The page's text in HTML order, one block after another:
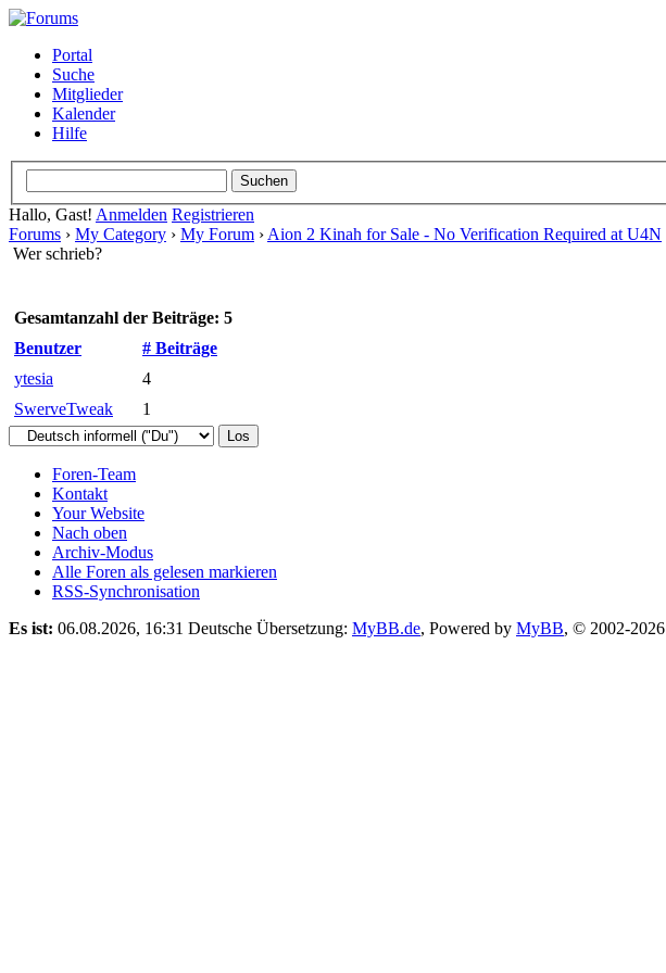
Portal
Suche
Mitglieder
Kalender
Hilfe
Hallo, Gast! Anmelden Registrieren
Forums › My Category › My Forum › Aion 2 Kinah for Sale - No Verification Required at U4N
Wer schrieb?
Gesamtanzahl der Beiträge: 5
Benutzer
# Beiträge
ytesia
4
SwerveTweak
1
Foren-Team
Kontakt
Your Website
Nach oben
Archiv-Modus
Alle Foren als gelesen markieren
RSS-Synchronisation
Es ist: 06.08.2026, 16:31 Deutsche Übersetzung: MyBB.de, Powered by MyBB, © 2002-2026